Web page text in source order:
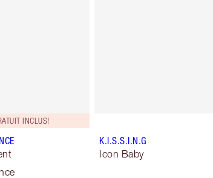
INCLUS!
K.I.S.S.I.N.G
Icon Baby